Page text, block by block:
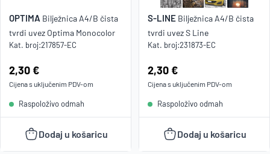
OPTIMA Bilježnica A4/B čista
tvrdi uvez Optima Monocolor
Kat. broj:217857-EC
Cijena:
2,30 €
Cijena s uključenim PDV-om
Raspoloživo odmah
Dodaj u košaricu
S-LINE Bilježnica A4/B čista
tvrdi uvez S Line
Kat. broj:231873-EC
Cijena:
2,30 €
Cijena s uključenim PDV-om
Raspoloživo odmah
Dodaj u košaricu